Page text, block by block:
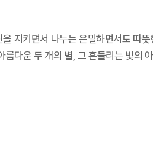
지키면서 나누는 은밀하면서도 따
다운 두 개의 별, 그 흔들리는 빛의